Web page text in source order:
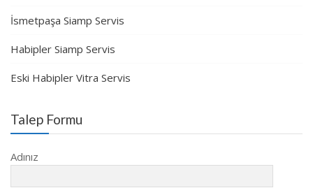
İsmetpaşa Siamp Servis
Habipler Siamp Servis
Eski Habipler Vitra Servis
Talep Formu
Adınız